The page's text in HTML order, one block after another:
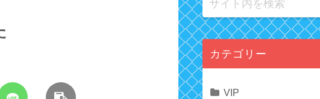
カテゴリー
VIP